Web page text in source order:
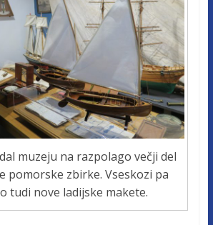
muzeju na razpolago večji del
pomorske zbirke. Vseskozi pa
tudi nove ladijske makete.